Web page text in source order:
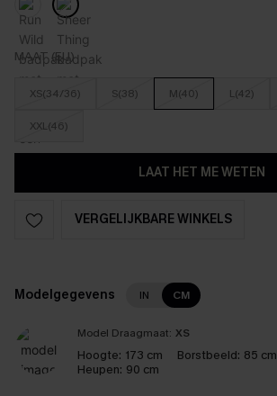
MAAT (EU)
XS(34/36) S(38) M(40) L(42)
XXL(46)
LAAT HET ME WETEN
VERGELIJKBARE WINKELS
Modelgegevens IN CM
Model Draagmaat: XS
Hoogte: 173 cm Borstbeeld: 85 cm
Heupen: 90 cm